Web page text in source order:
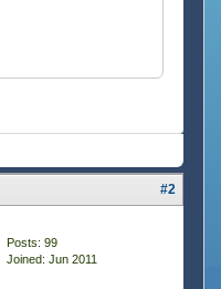
#2
Posts: 99
Joined: Jun 2011